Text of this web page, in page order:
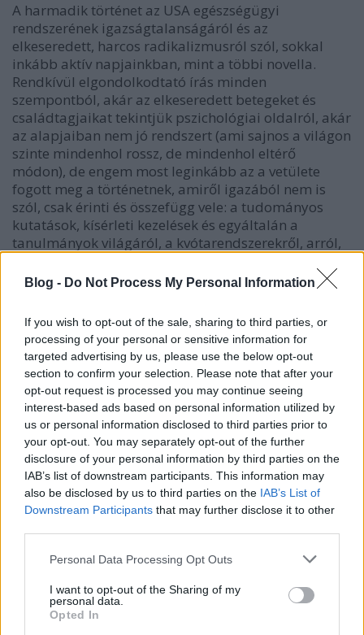
Blog - Do Not Process My Personal Information
If you wish to opt-out of the sale, sharing to third parties, or
processing of your personal or sensitive information for
targeted advertising by us, please use the below opt-out
section to confirm your selection. Please note that after your
opt-out request is processed you may continue seeing
interest-based ads based on personal information utilized by
us or personal information disclosed to third parties prior to
your opt-out. You may separately opt-out of the further
disclosure of your personal information by third parties on the
IAB’s list of downstream participants. This information may
also be disclosed by us to third parties on the IAB’s List of
Downstream Participants that may further disclose it to other
Please note that this website/app uses one or more Google
not limited to your visit or usage behaviour. You may click to
grant or deny consent to Google and its third-party tags to
use your data for below specified purposes in below Google
Personal Data Processing Opt Outs
I want to opt-out of the Sharing of my
personal data.
Opted In
A harmadik történet az USA egészségügyi
rendszerének igazságtalanságáról és az
elkeseredett, harcos radikalizmusról szól, sokkal
inkább aktív napjainkban, mint a többi novella.
Rendkívül elgondolkodtató írás minden
szempontból, akár az elkeseredett betegeket és
családtagjaikat tekintjük pszichológiai oldalról, akár
az alapjaiban nem jó rendszert (ami sajnos a világon
szinte mindenhol rossz, de mindenhol eltérő
módon), de engem most leginkább az a vetülete
fogott meg a történetnek, amiről igazából nem is
szól, csak érinti és összefügg vele: a tudományos
kutatások, kísérleti kezelések és egyáltalán a
tanulmányok világáról, a kvótarendszerekről, arról,
gyakorlatilag kampányolni kell a hozzánemértő
továbbiakban is. Ennek a történetnek egy része
aktuális most is, a mostani pandémia helyzetében is.
Mindazonáltal számomra ennek a történetnek a
szereplői a legellenszenvesebbek (a Mintaszerű
kisebbség egyes rendőrein túl), akiknek noha érthető
a fájdalmuk, az erőszak sosem megoldás semmire.
De azt nem várom el tőled, hogy soha nem
haragudj a mamira. Néha én is haragszom
rá. Ilyesmi megesik még azokkal is, akik
szeretik egymást. Főleg akkor, ha szeretik
egymást! Nehéz feladat szeretni valakit. A
lényeg, hogy ha az ember haragszik a
másikra, megbeszéli vele a dolgokat, és